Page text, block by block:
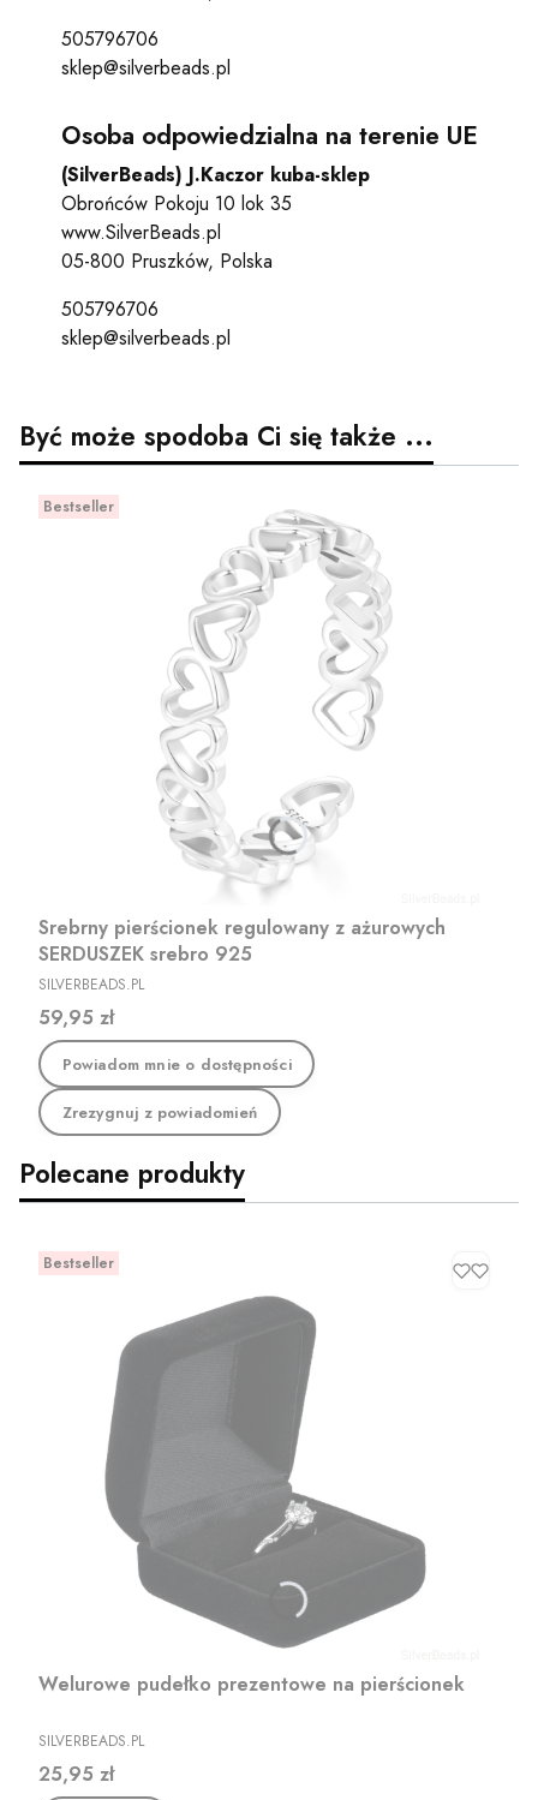
505796706
sklep@silverbeads.pl
Osoba odpowiedzialna na terenie UE
(SilverBeads) J.Kaczor kuba-sklep
Obrońców Pokoju 10 lok 35
www.SilverBeads.pl
05-800 Pruszków, Polska
505796706
sklep@silverbeads.pl
Być może spodoba Ci się także ...
Bestseller
Srebrny pierścionek regulowany z ażurowych
SERDUSZEK srebro 925
PRODUCENT
SILVERBEADS.PL
Cena
59,95 zł
Powiadom mnie o dostępności
Zrezygnuj z powiadomień
Polecane produkty
Bestseller
Welurowe pudełko prezentowe na pierścionek
PRODUCENT
SILVERBEADS.PL
Cena
25,95 zł